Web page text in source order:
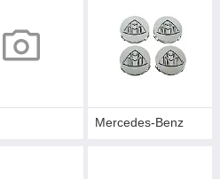
Mercedes-Benz